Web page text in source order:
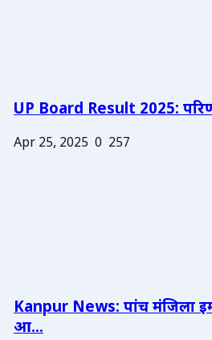
UP Board Result 2025:
Apr 25, 2025 0 257
Kanpur News: पांच मंजिला
आ...